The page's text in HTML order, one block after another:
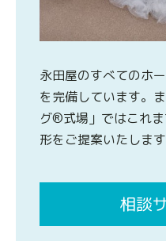
永田屋のすべてのホ
を完備しています。
グ®式場」ではこれ
形をご提案いたします
相談